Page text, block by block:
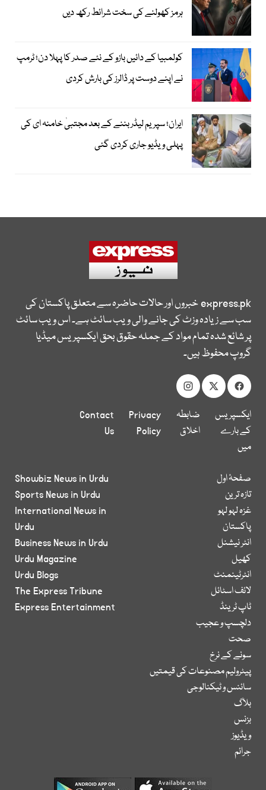
ہرمز کھولنے کی سخت شرائط رکھ دیں
کولمبیا کے دائیں بازو کے نئے صدر کا پہلا دن؛ ٹرمپ
نے اپنے دوست پر ڈالرز کی بارش کردی
ایران؛ سپریم لیڈر بننے کے بعد مجتبیٰ خامنہ ای کی
پہلی ویڈیو جاری کردی گئی
express.pkخبروں اور حالات حاضرہ سے متعلق پاکستان کی
سب سے زیادہ وزٹ کی جانے والی ویب سائٹ ہے۔ اس ویب سائٹ
پر شائع شدہ تمام مواد کے جملہ حقوق بحق ایکسپریس میڈیا
گروپ محفوظ ہیں۔
ایکسپریس
کے بارے
میں
ضابطہ
اخلاق
Privacy
Policy
Contact
Us
صفحۂ اول
تازہ ترین
غزہ لہو لہو
پاکستان
انٹر نیشنل
کھیل
انٹرٹینمنٹ
لائف اسٹائل
ٹاپ ٹرینڈ
دلچسپ و عجیب
صحت
سونے کے نرخ
پیٹرولیم مصنوعات کی قیمتیں
سائنس و ٹیکنالوجی
بلاگ
بزنس
ویڈیوز
جرائم
Showbiz News in Urdu
Sports News in Urdu
International News in
Urdu
Business News in Urdu
Urdu Magazine
Urdu Blogs
The Express Tribune
Express Entertainment